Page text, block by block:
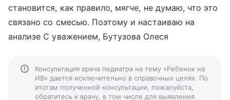
становится, как правило, мягче, не думаю, что это
связано со смесью. Поэтому и настаиваю на
анализе С уважением, Бутузова Олеся
Консультация врача педиатра на тему «Ребенок на
ИВ» дается исключительно в справочных целях. По
итогам полученной консультации, пожалуйста,
обратитесь к врачу, в том числе для выявления